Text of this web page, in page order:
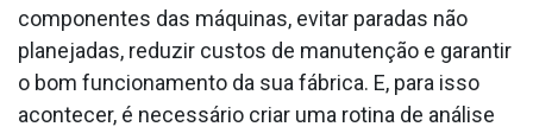
componentes das máquinas, evitar paradas não
planejadas, reduzir custos de manutenção e garantir
o bom funcionamento da sua fábrica. E, para isso
acontecer, é necessário criar uma rotina de análise